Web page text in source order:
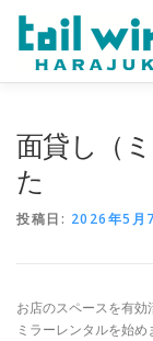
面貸し（
た
投稿日: 2026年5月
お店のスペースを有
ミラーレンタルを始め